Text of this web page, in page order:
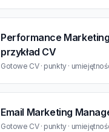
Performance
przykład CV
Gotowe CV · punkty ·
Email Marketing
Gotowe CV · punkty ·